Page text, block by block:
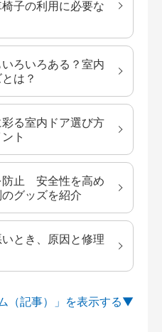
子の利用に必要な
ろいろある？室内
は？
る室内ドア選び方
ト
防止 安全性を高め
グッズを紹介
とき、原因と修理
（記事）」を